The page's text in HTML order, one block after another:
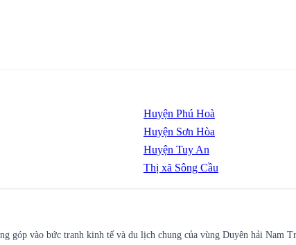
Huyện Phú Hoà
Huyện Sơn Hòa
Huyện Tuy An
Thị xã Sông Cầu
góp vào bức tranh kinh tế và du lịch chung của vùng Duyên hải Nam